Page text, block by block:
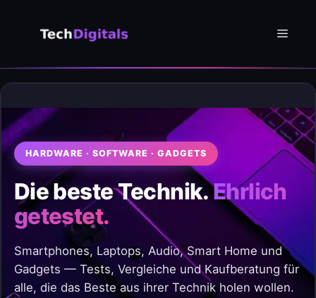
Menü
HARDWARE · SOFTWARE · GADGETS
Die beste Technik.Ehrlich
getestet.
Smartphones, Laptops, Audio, Smart Home und
Gadgets — Tests, Vergleiche und Kaufberatung für
alle, die das Beste aus ihrer Technik holen wollen.